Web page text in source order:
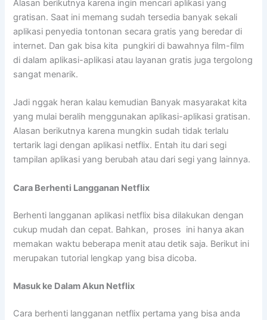
Alasan berikutnya karena ingin mencari aplikasi yang
gratisan. Saat ini memang sudah tersedia banyak sekali
aplikasi penyedia tontonan secara gratis yang beredar di
internet. Dan gak bisa kita pungkiri di bawahnya film-film
di dalam aplikasi-aplikasi atau layanan gratis juga tergolong
sangat menarik.
Jadi nggak heran kalau kemudian Banyak masyarakat kita
yang mulai beralih menggunakan aplikasi-aplikasi gratisan.
Alasan berikutnya karena mungkin sudah tidak terlalu
tertarik lagi dengan aplikasi netflix. Entah itu dari segi
tampilan aplikasi yang berubah atau dari segi yang lainnya.
Cara Berhenti Langganan Netflix
Berhenti langganan aplikasi netflix bisa dilakukan dengan
cukup mudah dan cepat. Bahkan, proses ini hanya akan
memakan waktu beberapa menit atau detik saja. Berikut ini
merupakan tutorial lengkap yang bisa dicoba.
Masuk ke Dalam Akun Netflix
Cara berhenti langganan netflix pertama yang bisa anda